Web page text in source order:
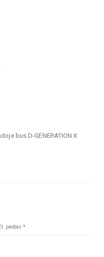
bus D-GENERATION X